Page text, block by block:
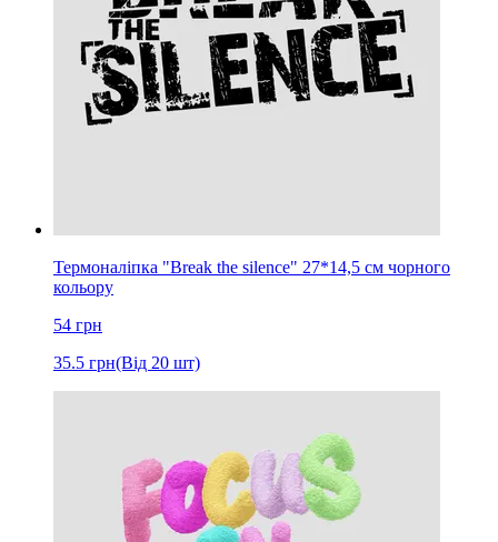
Термоналіпка "Break the silence" 27*14,5 см чорного
кольору
54 грн
35.5 грн(Від 20 шт)